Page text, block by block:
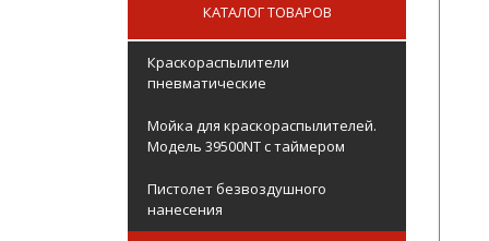
КАТАЛОГ ТОВАРОВ
Краскораспылители
пневматические
Мойка для краскораспылителей.
Модель 39500NT с таймером
Пистолет безвоздушного
нанесения